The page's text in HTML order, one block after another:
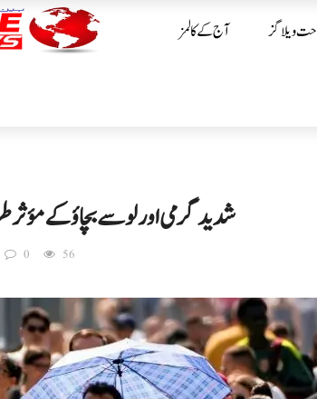
آج کے کالمز ویلاگز
شدید گرمی اور لو سے بچاؤ کے
0 56